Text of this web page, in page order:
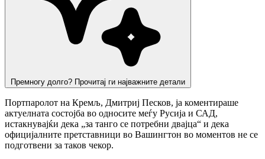
Премногу долго? Прочитај ги најважните детали
Портпаролот на Кремљ, Дмитриј Песков, ја коментираше
актуелната состојба во односите меѓу Русија и САД,
истакнувајќи дека „за танго се потребни двајца“ и дека
официјалните претставници во Вашингтон во моментов не се
подготвени за таков чекор.